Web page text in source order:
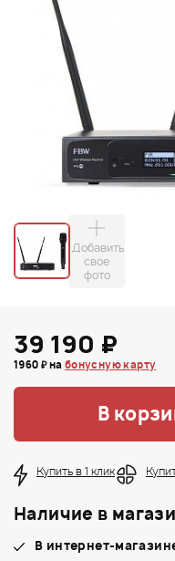
Добавить
свое
фото
39 190 ₽
1960 ₽ на бонусную карту
В
Купить в 1 клик
Наличие в
В интернет-